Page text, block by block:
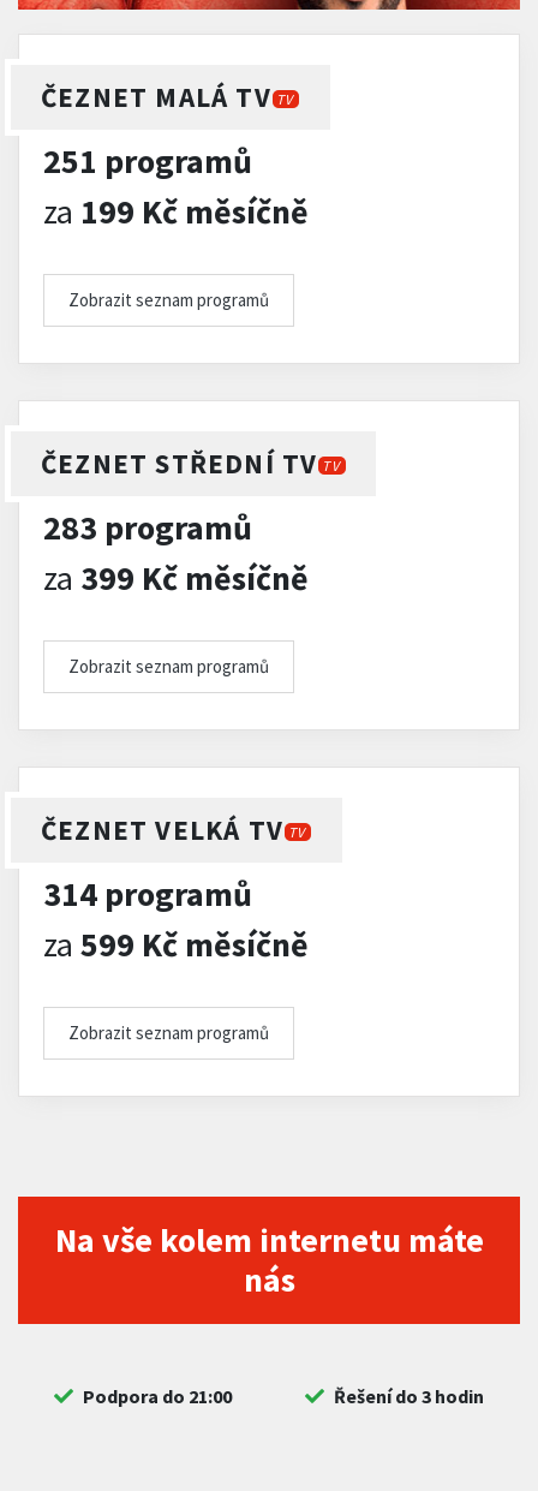
ČEZNET MALÁ TV TV
251 programů
za 199 Kč měsíčně
Zobrazit seznam programů
ČEZNET STŘEDNÍ TV TV
283 programů
za 399 Kč měsíčně
Zobrazit seznam programů
ČEZNET VELKÁ TV TV
314 programů
za 599 Kč měsíčně
Zobrazit seznam programů
Na vše kolem internetu máte
nás
Podpora do 21:00 Řešení do 3 hodin